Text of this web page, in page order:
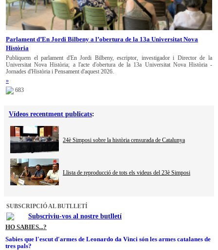
Parlament d’En Jordi Bilbeny a l’obertura de la 13a Universitat Nova
Història
Publiquem el parlament d'En Jordi Bilbeny, escriptor, investigador i Director de la
Universitat Nova Història; a l'acte d'obertura de la 13a Universitat Nova Història -
Jornades d'Història i Pensament d'aquest 2026.
»
683
Vídeos recentment publicats:
24è Simposi sobre la història censurada de Catalunya
Llista de reproducció de tots els videus del 23è Simposi
SUBSCRIPCIÓ AL BUTLLETÍ
Subscriviu-vos al nostre butlletí
HO SABIES...?
Sabies que l'escut d'armes de Leonardo da Vinci són les armes catalanes de
tres pals?